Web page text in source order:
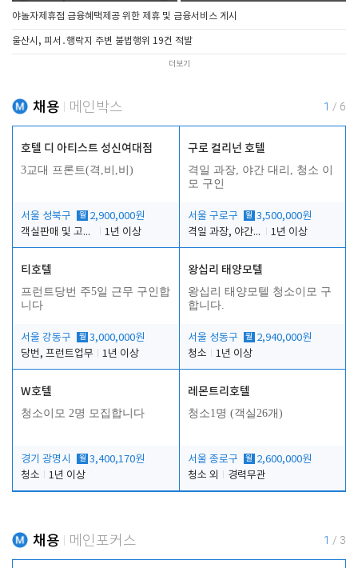
야놀자제휴점 금융혜택제공 위한 제휴 및 금융서비스 게시
울산시, 피서․행락지 주변 불법행위 19건 적발
더보기
채용 메인박스 1 / 6
호텔 디 아티스트 성신여대점
3교대 프론트(격,비,비)
서울 성북구 월 2,900,000원
객실판매 및 고객응대
1년 이상
구로 컬리넌 호텔
격일 과장, 야간 대리, 청소 이
모 구인
서울 구로구 월 3,500,000원
격일 과장, 야간 대리, 청소 이모
1년 이상
티호텔
프런트당번 주5일 근무 구인합
니다
서울 강동구 월 3,000,000원
당번, 프런트업무
1년 이상
왕십리 태양모텔
왕십리 태양모텔 청소이모 구
합니다.
서울 성동구 월 2,940,000원
청소
1년 이상
W호텔
청소이모 2명 모집합니다
경기 광명시 월 3,400,170원
청소
1년 이상
레몬트리호텔
청소1명 (객실26개)
서울 종로구 월 2,600,000원
청소 외
경력무관
채용 메인포커스 1 / 3